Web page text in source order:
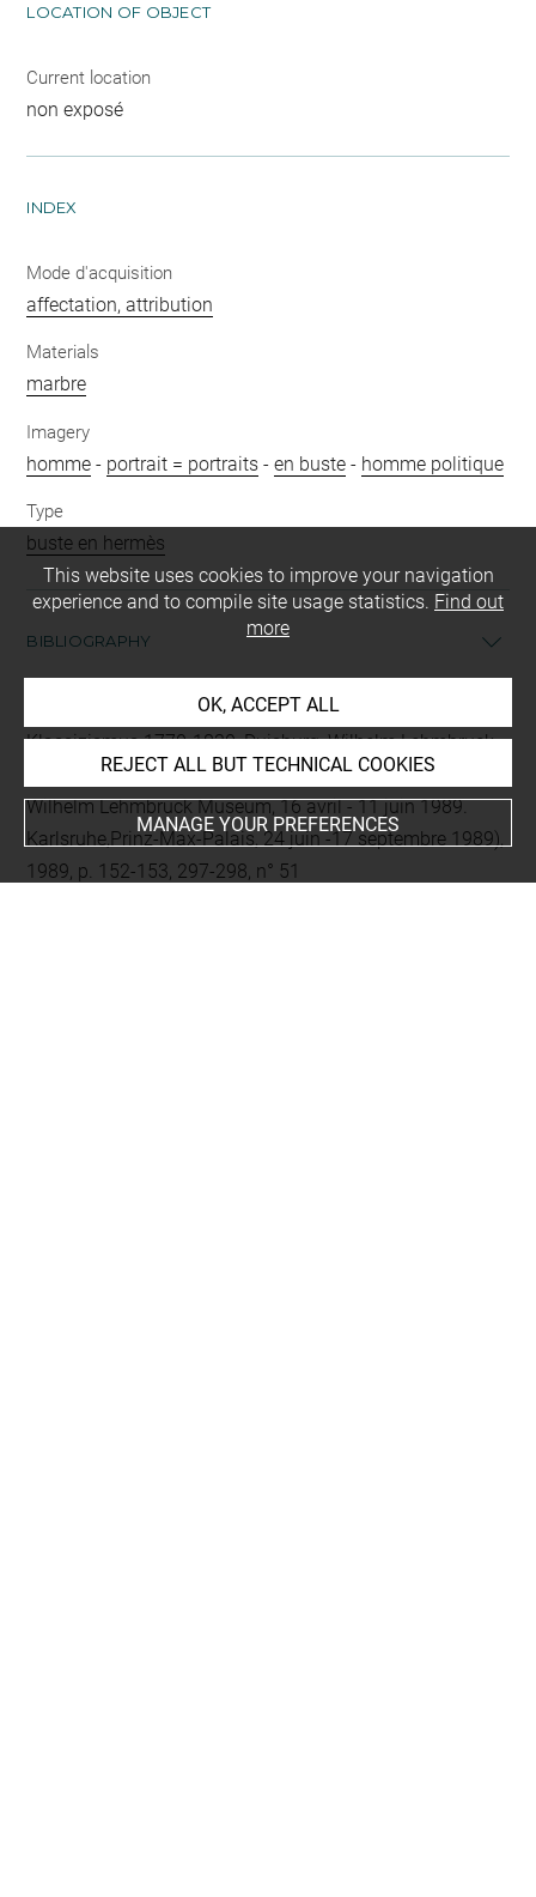
LOCATION OF OBJECT
Current location
non exposé
INDEX
Mode d'acquisition
affectation, attribution
Materials
marbre
Imagery
homme - portrait = portraits -en buste - homme politique
Type
buste en hermès
BIBLIOGRAPHY
Skulptur aus dem Louvre, 89 Werke des französischen
Klassizismus 1770-1830, Duisburg, Wilhelm Lehmbruck
Museum, 16 avril - 11 juin 1989, cat. exp. (Duisburg,
Wilhelm Lehmbruck Museum, 16 avril - 11 juin 1989.
Karlsruhe,Prinz-Max-Palais, 24 juin -17 septembre 1989),
1989, p. 152-153, 297-298, n° 51
This website uses cookies to improve your navigation
experience and to compile site usage statistics. Find out
more
OK, ACCEPT ALL
REJECT ALL BUT TECHNICAL COOKIES
MANAGE YOUR PREFERENCES